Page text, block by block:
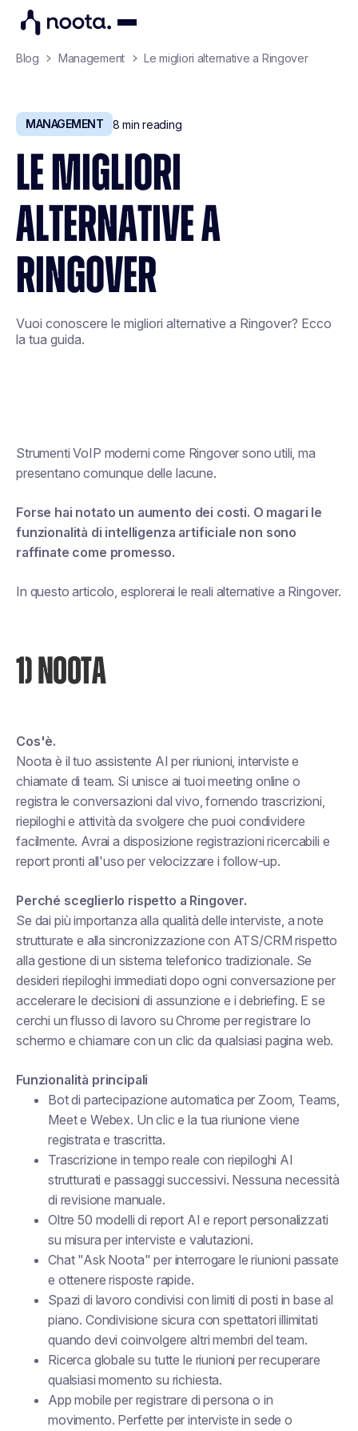
Blog Management Le migliori alternative a Ringover
MANAGEMENT 8 min reading
LE MIGLIORI
ALTERNATIVE A
RINGOVER
Vuoi conoscere le migliori alternative a Ringover? Ecco
la tua guida.
Strumenti VoIP moderni come Ringover sono utili, ma
presentano comunque delle lacune.
Forse hai notato un aumento dei costi. O magari le
funzionalità di intelligenza artificiale non sono
raffinate come promesso.
In questo articolo, esplorerai le reali alternative a Ringover.
1) NOOTA
Cos'è.
Noota è il tuo assistente AI per riunioni, interviste e
chiamate di team. Si unisce ai tuoi meeting online o
registra le conversazioni dal vivo, fornendo trascrizioni,
riepiloghi e attività da svolgere che puoi condividere
facilmente. Avrai a disposizione registrazioni ricercabili e
report pronti all'uso per velocizzare i follow-up.
Perché sceglierlo rispetto a Ringover.
Se dai più importanza alla qualità delle interviste, a note
strutturate e alla sincronizzazione con ATS/CRM rispetto
alla gestione di un sistema telefonico tradizionale. Se
desideri riepiloghi immediati dopo ogni conversazione per
accelerare le decisioni di assunzione e i debriefing. E se
cerchi un flusso di lavoro su Chrome per registrare lo
schermo e chiamare con un clic da qualsiasi pagina web.
Funzionalità principali
Bot di partecipazione automatica per Zoom, Teams,
Meet e Webex. Un clic e la tua riunione viene
registrata e trascritta.
Trascrizione in tempo reale con riepiloghi AI
strutturati e passaggi successivi. Nessuna necessità
di revisione manuale.
Oltre 50 modelli di report AI e report personalizzati
su misura per interviste e valutazioni.
Chat "Ask Noota" per interrogare le riunioni passate
e ottenere risposte rapide.
Spazi di lavoro condivisi con limiti di posti in base al
piano. Condivisione sicura con spettatori illimitati
quando devi coinvolgere altri membri del team.
Ricerca globale su tutte le riunioni per recuperare
qualsiasi momento su richiesta.
App mobile per registrare di persona o in
movimento. Perfette per interviste in sede o